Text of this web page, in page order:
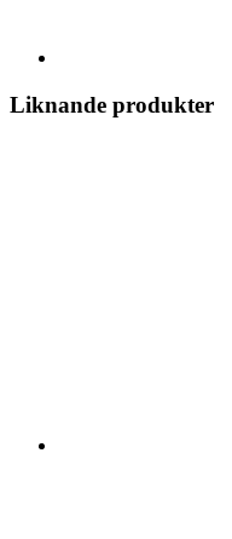
Liknande produkter